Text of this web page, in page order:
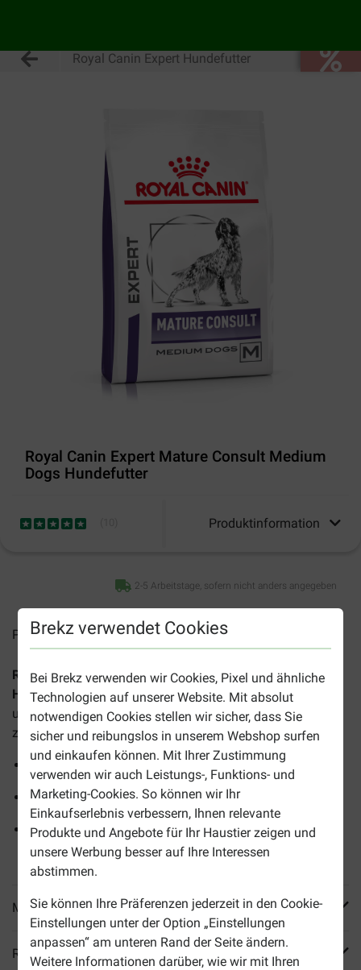
Brekz verwendet Cookies
Bei Brekz verwenden wir Cookies, Pixel und ähnliche
Technologien auf unserer Website. Mit absolut
notwendigen Cookies stellen wir sicher, dass Sie
sicher und reibungslos in unserem Webshop surfen
und einkaufen können. Mit Ihrer Zustimmung
verwenden wir auch Leistungs-, Funktions- und
Marketing-Cookies. So können wir Ihr
Einkaufserlebnis verbessern, Ihnen relevante
Produkte und Angebote für Ihr Haustier zeigen und
unsere Werbung besser auf Ihre Interessen
abstimmen.
Sie können Ihre Präferenzen jederzeit in den Cookie-
Einstellungen unter der Option „Einstellungen
anpassen“ am unteren Rand der Seite ändern.
Weitere Informationen darüber, wie wir mit Ihren
Royal Canin Expert Hundefutter
Royal Canin Expert Mature Consult Medium
Dogs Hundefutter
Produktinformation
2-5 Arbeitstage, sofern nicht anders angegeben
Preise inkl. MwSt zzgl.Versandkosten
Royal Canin Expert Mature Consult Medium Dogs
Hundefutterwurde speziell entwickelt, um die Gesundheit
und Vitalität Ihres alternden, mittelgroßen Hundes
zwischen 10 und 25 kg zu unterstützen.
Ab einem Alter von 7 Jahren
Unterstützt die Muskelmasse
Trägt zu gesunder Haut und einem geschmeidigen Fell
bei
Mehr Produktinfos
Reviews